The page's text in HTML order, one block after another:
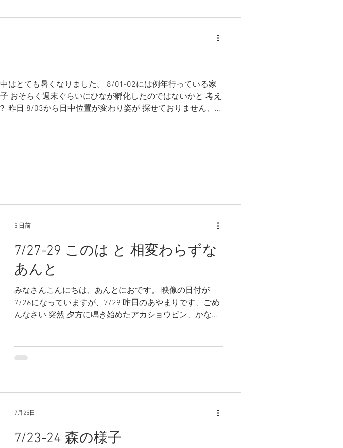
はとても暑くなりました。 8/01-02には例年行っている家
おそらく週末ぐらいにひなが孵化したのではないかと 考え
昨日 8/03から日中位置が変わり姿が 探せておりません、夜
、 いまだに2羽で鳴きかわしたり、突然鳴いたりもしてい
姿を たびたび見かけたりしています。 毎日、当たり前の
7/27-29 このは と 相変わらずな
あんと
みなさんこんにちは、あんとにおです。 映像の日付が
7/26になっていますが、7/29 昨日のあやまりです、ごめ
んなさい 突然 夕方に鳴き始めたアカショウビン、かなり
に向かうとさらに近くに聞こえます ここは意を決して、
あんとにお、シャワー棟の裏に回ります めっちゃちか～
い。。。。 ああああ、やらかした いってもうた、。。。
きかわしているのは、やっぱり、営巣失敗したのかもし
5 日前
7/23-24 森の様子
7月25日